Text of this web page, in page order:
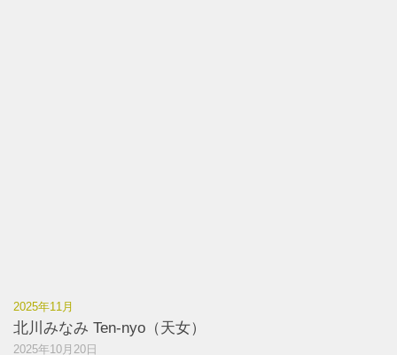
2025年11月
北川みなみ Ten-nyo（天女）
2025年10月20日